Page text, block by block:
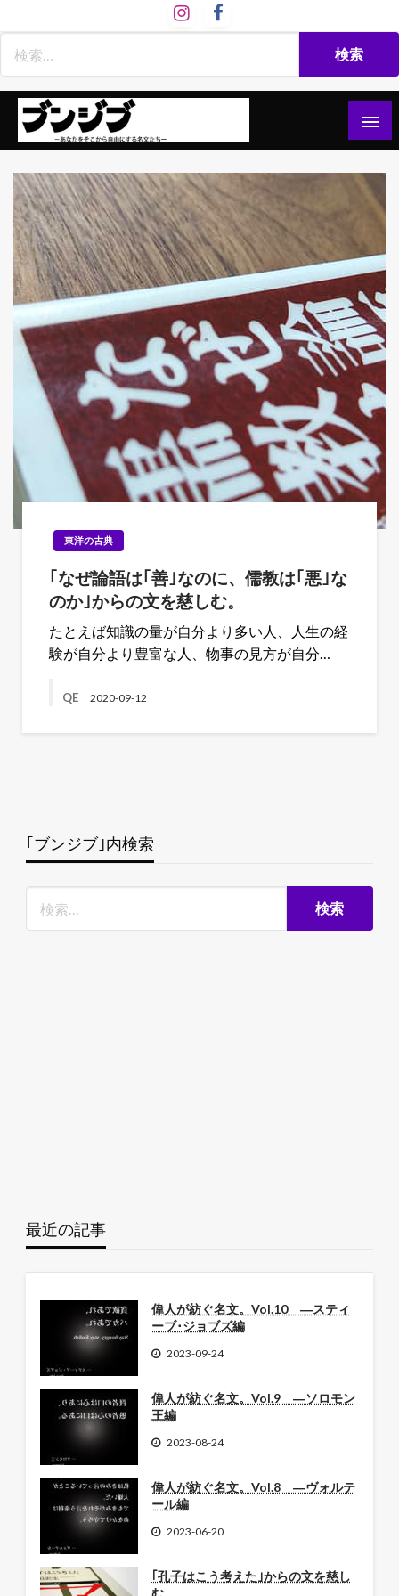
ン
ン
文慈部：あなたをそこから自由にする名文たち
東洋の古典
｢なぜ論語は｢善｣なのに、儒教は｢悪｣な
のか｣からの文を慈しむ。
たとえば知識の量が自分より多い人、人生の経
験が自分より豊富な人、物事の見方が自分…
QE 2020-09-12
｢ブンジブ｣内検索
最近の記事
偉人が紡ぐ名文。Vol.10 ―スティ
ーブ･ジョブズ編
2023-09-24
偉人が紡ぐ名文。Vol.9 ―ソロモン
王編
2023-08-24
偉人が紡ぐ名文。Vol.8 ―ヴォルテ
ール編
2023-06-20
｢孔子はこう考えた｣からの文を慈し